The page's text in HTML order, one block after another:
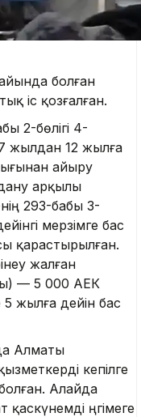
болған
іс қозғалған.
2-бөлігі 4-
7 жылдан 12 жылға
айыру
арқылы
293-бабы 3-
мерзімге бас
қарастырылған.
жалған
— 5 000 АЕК
жылға дейін бас
Алматы
кепілге
Алайда
әңгімеге